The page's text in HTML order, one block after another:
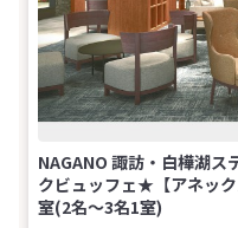
NAGANO 諏訪・白樺湖ス
クビュッフェ★【アネッ
室(2名～3名1室)